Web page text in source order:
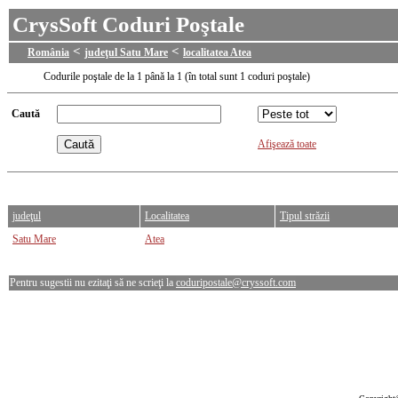
CrysSoft Coduri Poştale
România < judeţul Satu Mare < localitatea Atea
Codurile poştale de la 1 până la 1 (în total sunt 1 coduri poştale)
Caută
Afişează toate
judeţul Localitatea
Tipul străzii
Satu Mare
Atea
Pentru sugestii nu ezitaţi să ne scrieţi la coduripostale@cryssoft.com